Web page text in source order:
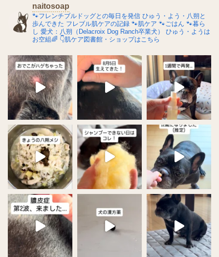
naitosoap
🐾フレンチブルドッグとの毎日を発信 ひゅう・よう・八朔と
歩んできた フレブル肌ケアの記録 🐾肌ケア 🐾ごはん 🐾暮ら
し 愛犬：八朔（Delacroix Dog Ranch卒業犬）
ひゅう・ようは
お空組🌈 👇肌ケア図書館・ショップはこちら